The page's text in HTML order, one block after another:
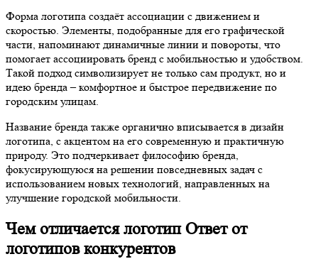
Форма логотипа создаёт ассоциации с движением и
скоростью. Элементы, подобранные для его графической
части, напоминают динамичные линии и повороты, что
помогает ассоциировать бренд с мобильностью и удобством.
Такой подход символизирует не только сам продукт, но и
идею бренда – комфортное и быстрое передвижение по
городским улицам.
Название бренда также органично вписывается в дизайн
логотипа, с акцентом на его современную и практичную
природу. Это подчеркивает философию бренда,
фокусирующуюся на решении повседневных задач с
использованием новых технологий, направленных на
улучшение городской мобильности.
Чем отличается логотип Ответ от
логотипов конкурентов